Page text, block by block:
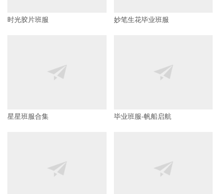
时光胶片班服 妙笔生花毕业班服
星星班服合集 毕业班服-帆船启航